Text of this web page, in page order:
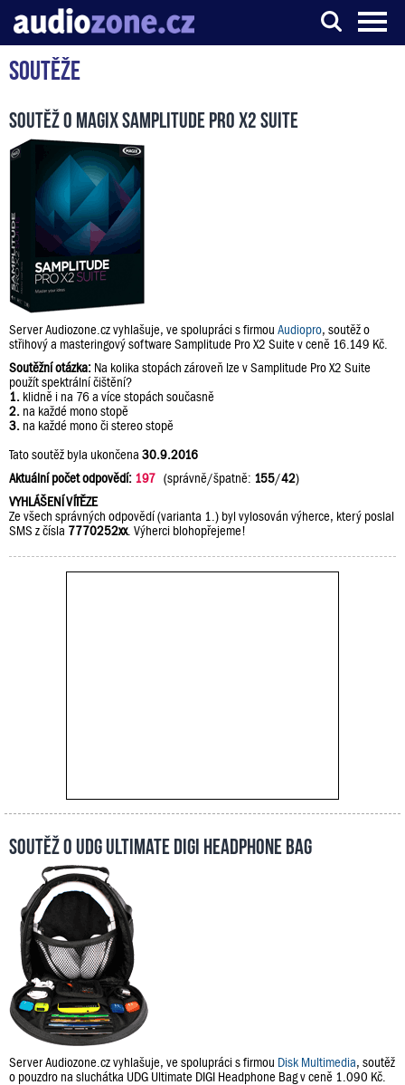
Server o digitálním zpracování zvuku
Soutěže
Soutěž o Magix Samplitude Pro X2 Suite
Server Audiozone.cz vyhlašuje, ve spolupráci s firmou Audiopro, soutěž o
střihový a masteringový software Samplitude Pro X2 Suite v ceně 16.149 Kč.
Soutěžní otázka: Na kolika stopách zároveň lze v Samplitude Pro X2 Suite
použít spektrální čištění?
1. klidně i na 76 a více stopách současně
2. na každé mono stopě
3. na každé mono či stereo stopě
Tato soutěž byla ukončena 30.9.2016
Aktuální počet odpovědí: 197 (správně/špatně: 155/42)
VYHLÁŠENÍ VÍTĚZE
Ze všech správných odpovědí (varianta 1.) byl vylosován výherce, který poslal
SMS z čísla 7770252xx. Výherci blohopřejeme!
Soutěž o UDG Ultimate DIGI Headphone Bag
Server Audiozone.cz vyhlašuje, ve spolupráci s firmou Disk Multimedia, soutěž
o pouzdro na sluchátka UDG Ultimate DIGI Headphone Bag v ceně 1.090 Kč.